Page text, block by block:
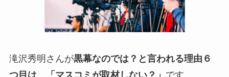
滝沢秀明さんが黒幕なのでは？と言われる理由６